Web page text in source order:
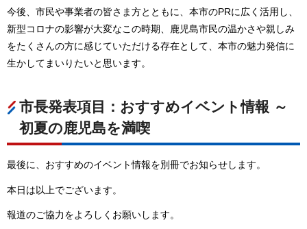
今後、市民や事業者の皆さま方とともに、本市のPRに広く活用し、
新型コロナの影響が大変なこの時期、鹿児島市民の温かさや親しみ
をたくさんの方に感じていただける存在として、本市の魅力発信に
生かしてまいりたいと思います。
市長発表項目：おすすめイベント情報 ～
初夏の鹿児島を満喫
最後に、おすすめのイベント情報を別冊でお知らせします。
本日は以上でございます。
報道のご協力をよろしくお願いします。